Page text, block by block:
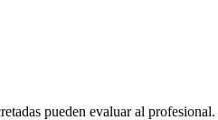
pueden evaluar al profesional.